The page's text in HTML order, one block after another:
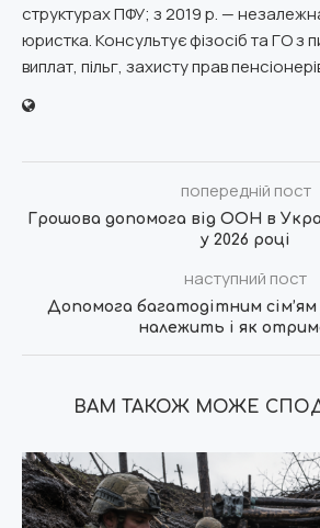
структурах ПФУ; з 2019 р. —
юристка. Консультує фізосіб та ГО з
виплат, пільг, захисту прав
попередній пост
Грошова допомога від ООН в
у 2026 році
наступний пост
Допомога багатодітним сім’ям
належить і як
ВАМ ТАКОЖ МОЖЕ